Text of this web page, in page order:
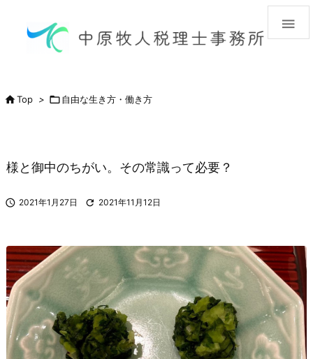

Top > 自由な生き方・働き方
様と御中のちがい。その常識って必要？
 2021年1月27日  2021年11月12日